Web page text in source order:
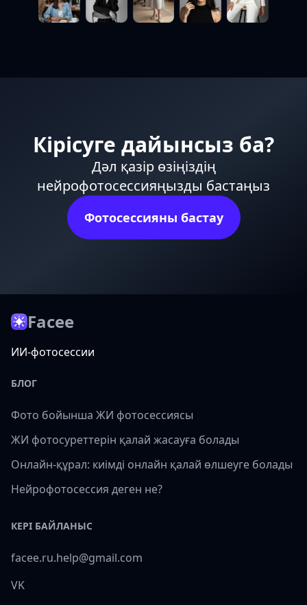
Кірісуге дайынсыз ба?
Дәл қазір өзіңіздің
нейрофотосессияңызды бастаңыз
Фотосессияны бастау
Facee
ИИ-фотосессии
БЛОГ
Фото бойынша ЖИ фотосессиясы
ЖИ фотосуреттерін қалай жасауға болады
Онлайн-құрал: киімді онлайн қалай өлшеуге болады
Нейрофотосессия деген не?
КЕРІ БАЙЛАНЫС
facee.ru.help@gmail.com
VK